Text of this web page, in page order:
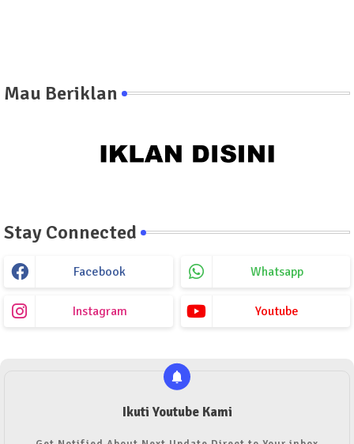
Mau Beriklan
Stay Connected
Facebook Whatsapp
Instagram Youtube
Ikuti Youtube Kami